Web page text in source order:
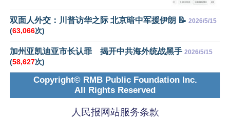
双面人外交：川普访华之际 北京暗中军援伊朗 📝 2026/5/15
(63,066次)
加州亚凯迪亚市长认罪 揭开中共海外统战黑手 2026/5/15
(58,627次)
Copyright© RMB Public Foundation Inc.
All Rights Reserved
人民报网站服务条款